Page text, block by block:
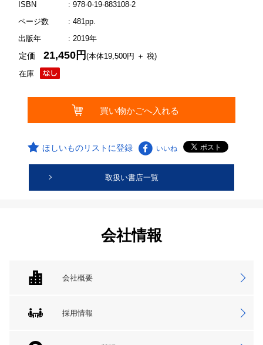
ISBN
: 978-0-19-883108-2
ページ数
: 481pp.
出版年
: 2019年
在庫
定価21,450円(本体19,500円 ＋ 税)
ほしいものリストに登録 いいね
取扱い書店一覧
会社情報
会社概要
採用情報